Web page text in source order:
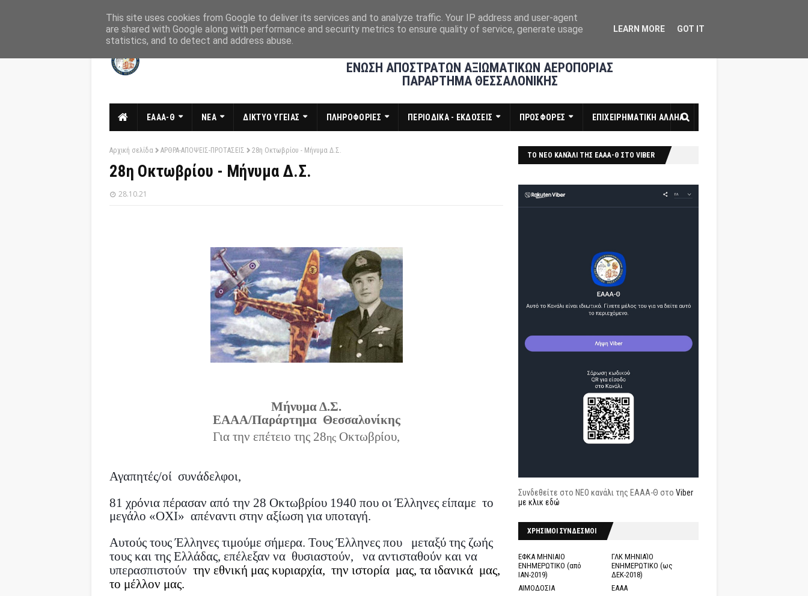
ΕΝΩΣΗ ΑΠΟΣΤΡΑΤΩΝ ΑΞΙΩΜΑΤΙΚΩΝ ΑΕΡΟΠΟΡΙΑΣ
ΠΑΡΑΡΤΗΜΑ ΘΕΣΣΑΛΟΝΙΚΗΣ
ΕΑΑΑ-Θ ΝΕΑ ΔΙΚΤΥΟ ΥΓΕΙΑΣ ΠΛΗΡΟΦΟΡΙΕΣ ΠΕΡΙΟΔΙΚΑ - ΕΚΔΟΣΕΙΣ ΠΡΟΣΦΟΡΕΣ ΕΠΙΧΕΙΡΗΜΑΤΙΚΗ ΑΛΛΗΛ
Αρχική σελίδα ΑΡΘΡΑ-ΑΠΟΨΕΙΣ-ΠΡΟΤΑΣΕΙΣ 28η Οκτωβρίου - Μήνυμα Δ.Σ.
28η Οκτωβρίου - Μήνυμα Δ.Σ.
28.10.21
Μήνυμα Δ.Σ.
ΕΑΑΑ/Παράρτημα Θεσσαλονίκης
Για την επέτειο της 28ης Οκτωβρίου,
Αγαπητές/οί συνάδελφοι,
81 χρόνια πέρασαν από την 28 Οκτωβρίου 1940 που οι Έλληνες είπαμε το
μεγάλο «ΟΧΙ» απέναντι στην αξίωση για υποταγή.
Αυτούς τους Έλληνες τιμούμε σήμερα. Τους Έλληνες που
μεταξύ της ζωής
τους και της Ελλάδας, επέλεξαν να θυσιαστούν,
να αντισταθούν και να
υπερασπιστούν την εθνική μας κυριαρχία, την ιστορία μας, τα ιδανικά μας,
το μέλλον μας.
ΤΟ ΝΕΟ ΚΑΝΆΛΙ ΤΗΣ ΕΑΑΑ-Θ ΣΤΟ VIBER
Συνδεθείτε στο ΝΕΟ κανάλι της ΕΑΑΑ-Θ στο Viber
με κλικ εδώ
ΧΡΗΣΙΜΟΙ ΣΥΝΔΕΣΜΟΙ
ΕΦΚΑ ΜΗΝΙΑΙΟ
ΕΝΗΜΕΡΩΤΙΚΟ (από
ΙΑΝ-2019)
ΓΛΚ ΜΗΝΙΑΊΟ
ΕΝΗΜΕΡΩΤΙΚΟ (ως
ΔΕΚ-2018)
ΑΙΜΟΔΟΣΙΑ
ΕΑΑΑ
This site uses cookies from Google to deliver its services and to analyze traffic. Your IP address and user-agent
are shared with Google along with performance and security metrics to ensure quality of service, generate usage
statistics, and to detect and address abuse.
LEARN MORE GOT IT